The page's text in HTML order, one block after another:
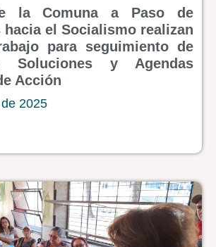
la Comuna a Paso de
hacia el Socialismo realizan
para seguimiento de
Soluciones y Agendas
Acción
2025